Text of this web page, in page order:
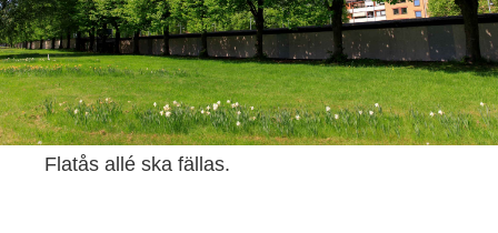
Flatås allé ska fällas.